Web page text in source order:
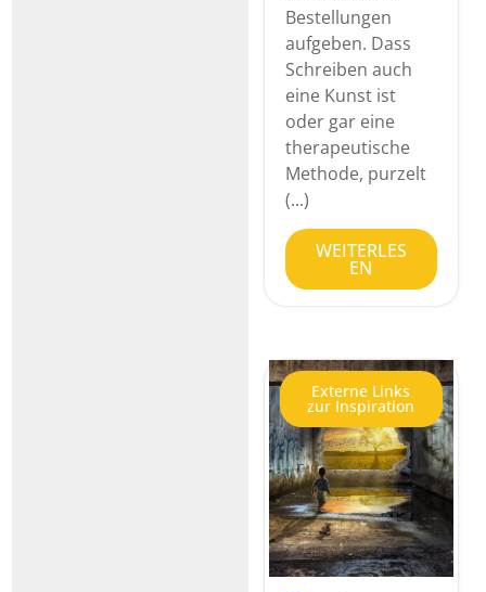
Bestellungen
aufgeben. Dass
Schreiben auch
eine Kunst ist
oder gar eine
therapeutische
Methode, purzelt
(...)
WEITERLES
EN
Externe Links
zur Inspiration